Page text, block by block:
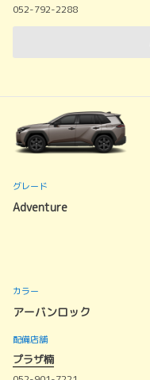
052-792-2288
グレード
Adventure
カラー
アーバンロック
配備店舗
プラザ楠